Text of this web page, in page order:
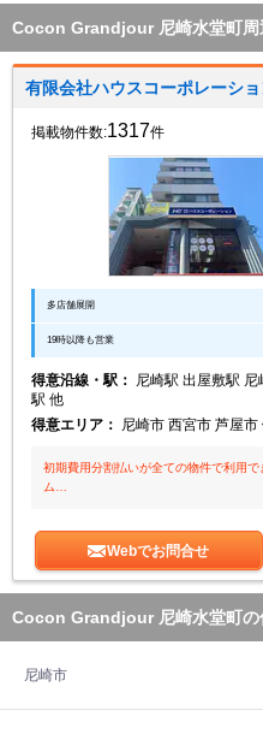
Cocon Grandjour 尼崎水堂町周
有限会社ハウスコーポレーシ
掲載物件数:1317件
多店舗展開
19時以降も営業
得意沿線・駅：
尼崎駅 出屋敷駅
駅 他
得意エリア：
尼崎市 西宮市 芦屋
初期費用分割払いが全ての物件で利用
ム…
Webでお問合せ
Cocon Grandjour 尼崎水堂町の
尼崎市